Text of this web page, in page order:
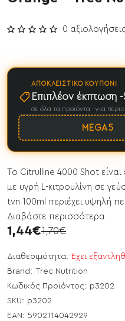
Διαθεσιμότητα: Έχει
Brand: Trec Nutrition
Κωδικός Προϊόντος: p3202
SKU: p3202
EAN: 5902114042929
0
1,44€1,70€
ΑΠΟΚΛΕΙΣΤΙΚΌ ΚΟΥΠΌΝΙ
Επιπλέον έκπτωση
σε όλα τα προϊόντα · για
MEGA5
Το Citrulline 4000 Shot
με υγρή L-κιτρουλίνη σε
tvn 100ml περιέχει υψηλή
Διαβάστε περισσότερα